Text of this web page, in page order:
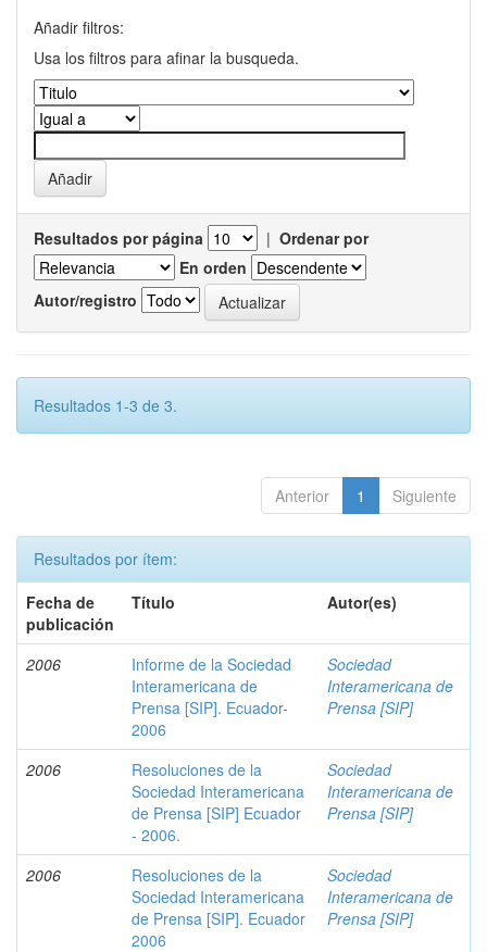
Añadir filtros:
Usa los filtros para afinar la busqueda.
Resultados por página | Ordenar por
En orden
Autor/registro
Resultados 1-3 de 3.
Anterior 1 Siguiente
Resultados por ítem:
Fecha de
publicación
Título Autor(es)
2006
Informe de la Sociedad
Interamericana de
Prensa [SIP]. Ecuador-
2006
Sociedad
Interamericana de
Prensa [SIP]
2006
Resoluciones de la
Sociedad Interamericana
de Prensa [SIP] Ecuador
- 2006.
Sociedad
Interamericana de
Prensa [SIP]
2006
Resoluciones de la
Sociedad Interamericana
de Prensa [SIP]. Ecuador
2006
Sociedad
Interamericana de
Prensa [SIP]